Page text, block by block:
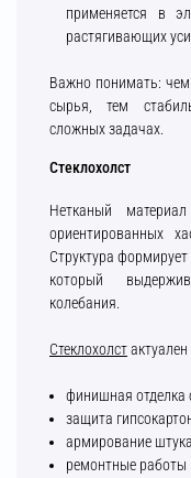
применяется в
растягивающих
Важно понимать: чем
сырья, тем
сложных задачах.
Стеклохолст
Нетканый
ориентированных
Структура
который
колебания.
Стеклохолст
финишная отделка
защита
армирование
ремонтные работы